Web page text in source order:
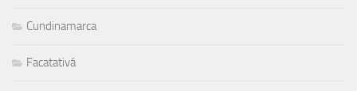
Cundinamarca
Facatativá